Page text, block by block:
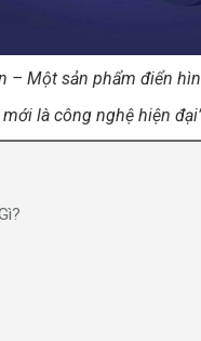
– Một sản phẩm điển
là công nghệ hiện